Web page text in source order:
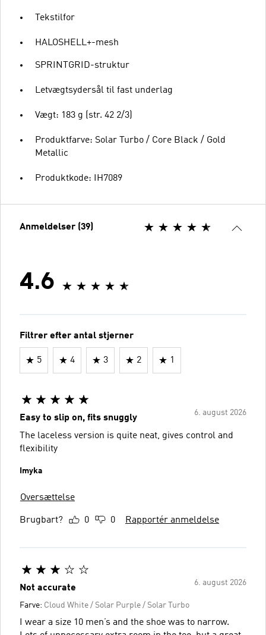
Tekstilfor
HALOSHELL+-mesh
SPRINTGRID-struktur
Letvægtsydersål til fast underlag
Vægt: 183 g (str. 42 2/3)
Produktfarve: Solar Turbo / Core Black / Gold
Metallic
Produktkode: IH7089
Anmeldelser (39)
4.6
Filtrer efter antal stjerner
5 4 3 2 1
6. august 2026
Easy to slip on, fits snuggly
The laceless version is quite neat, gives control and
flexibility
Imyka
Oversættelse
Brugbart? 0 0 Rapportér anmeldelse
6. august 2026
Not accurate
Farve: Cloud White / Solar Purple / Solar Turbo
I wear a size 10 men’s and the shoe was to narrow.